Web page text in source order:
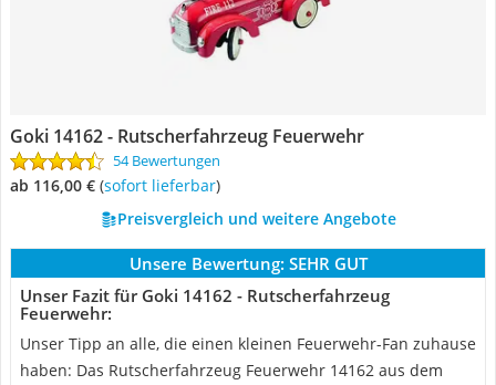
Goki 14162 - Rutscherfahrzeug Feuerwehr
54 Bewertungen
ab 116,00 € ( Sofort lieferbar)
Preisvergleich und weitere Angebote
Unsere Bewertung: SEHR GUT
Unser Fazit für Goki 14162 - Rutscherfahrzeug
Feuerwehr:
Unser Tipp an alle, die einen kleinen Feuerwehr-Fan zuhause
haben: Das Rutscherfahrzeug Feuerwehr 14162 aus dem